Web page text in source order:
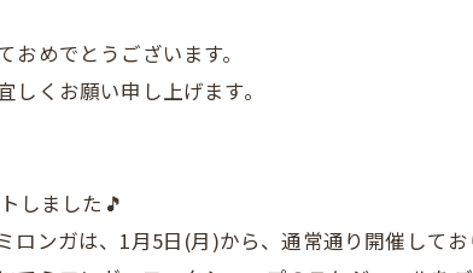
おめでとうございます。
しくお願い申し上げます。
しました🎵
ロンガは、1月5日(月)から、通常通り開催してお